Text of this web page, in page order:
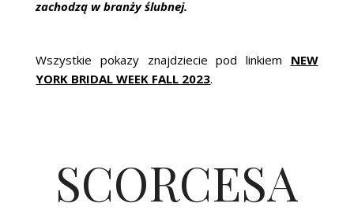
zachodzą w branży ślubnej.
Wszystkie pokazy znajdziecie pod linkiem NEW
YORK BRIDAL WEEK FALL 2023.
SCORCESA